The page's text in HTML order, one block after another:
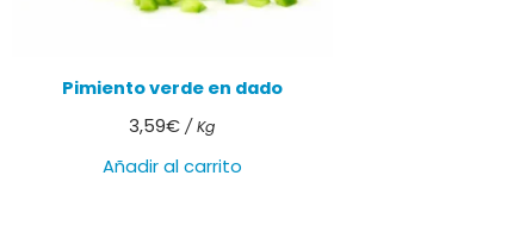
Pimiento verde en dado
3,59€ / Kg
Añadir al carrito